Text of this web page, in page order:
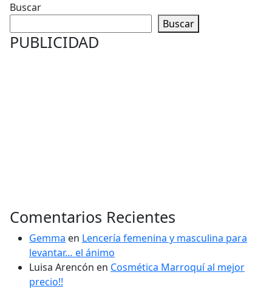
Buscar
Buscar
PUBLICIDAD
Comentarios Recientes
Gemma en Lencería femenina y masculina para
levantar… el ánimo
Luisa Arencón en Cosmética Marroquí al mejor
precio!!